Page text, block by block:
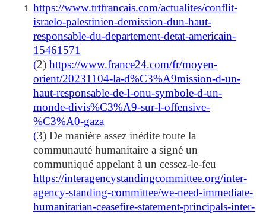
https://www.trtfrancais.com/actualites/conflit-
israelo-palestinien-demission-dun-haut-
responsable-du-departement-detat-americain-
15461571
(2) https://www.france24.com/fr/moyen-
orient/20231104-la-d%C3%A9mission-d-un-
haut-responsable-de-l-onu-symbole-d-un-
monde-divis%C3%A9-sur-l-offensive-
%C3%A0-gaza
(3) De manière assez inédite toute la
communauté humanitaire a signé un
communiqué appelant à un cessez-le-feu
https://interagencystandingcommittee.org/inter-
agency-standing-committee/we-need-immediate-
humanitarian-ceasefire-statement-principals-inter-